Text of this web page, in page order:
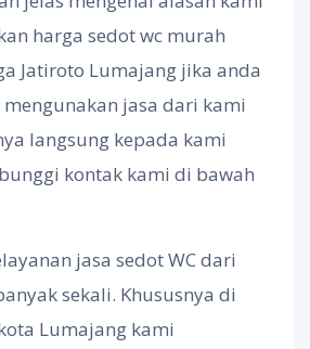
harga sedot wc murah
Jatiroto Lumajang jika anda
jasa dari kami
langsung kepada kami
kontak kami di bawah
jasa sedot WC dari
sekali. Khususnya di
Lumajang kami